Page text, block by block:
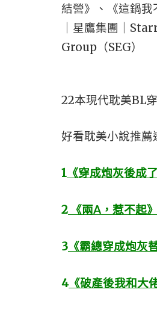
22本現代耽美BL
好看耽美小說推
1 《穿成炮灰後成
2 《兩A，惹不起
3 《霸總穿成炮灰
4《破產後我和大